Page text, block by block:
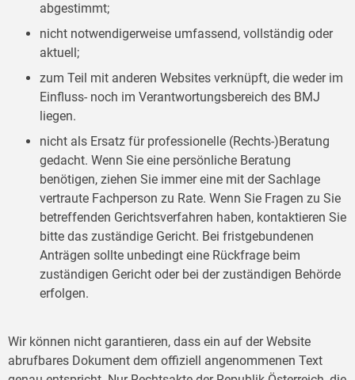
abgestimmt;
nicht notwendigerweise umfassend, vollständig oder
aktuell;
zum Teil mit anderen Websites verknüpft, die weder im
Einfluss- noch im Verantwortungsbereich des BMJ
liegen.
nicht als Ersatz für professionelle (Rechts-)Beratung
gedacht. Wenn Sie eine persönliche Beratung
benötigen, ziehen Sie immer eine mit der Sachlage
vertraute Fachperson zu Rate. Wenn Sie Fragen zu Sie
betreffenden Gerichtsverfahren haben, kontaktieren Sie
bitte das zuständige Gericht. Bei fristgebundenen
Anträgen sollte unbedingt eine Rückfrage beim
zuständigen Gericht oder bei der zuständigen Behörde
erfolgen.
Wir können nicht garantieren, dass ein auf der Website
abrufbares Dokument dem offiziell angenommenen Text